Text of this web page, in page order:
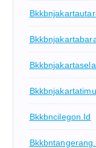
Bkkbncilegon.id